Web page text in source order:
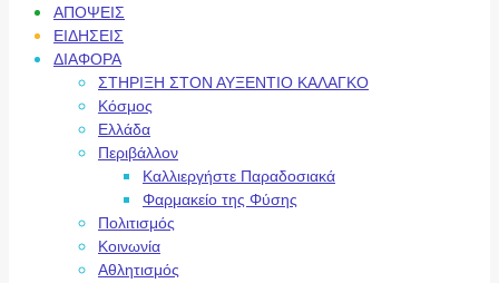
ΑΠΟΨΕΙΣ
ΕΙΔΗΣΕΙΣ
ΔΙΑΦΟΡΑ
ΣΤΗΡΙΞΗ ΣΤΟΝ ΑΥΞΕΝΤΙΟ ΚΑΛΑΓΚΟ
Κόσμος
Ελλάδα
Περιβάλλον
Καλλιεργήστε Παραδοσιακά
Φαρμακείο της Φύσης
Πολιτισμός
Κοινωνία
Αθλητισμός